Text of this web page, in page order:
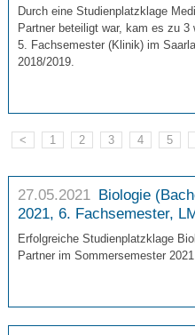
Durch eine Studienplatzklage
Partner beteiligt war, kam es zu
5. Fachsemester (Klinik) im
2018/2019.
< 1 2 3 4 5
27.05.2021 Biologie
2021, 6. Fachsemester,
Erfolgreiche Studienplatzklage
Partner im Sommersemester